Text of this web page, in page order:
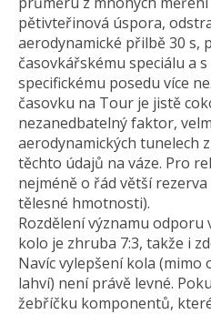
pětivteřinová úspora,
aerodynamické přilbě 30 s,
časovkářskému speciálu a
specifickému posedu více
časovku na Tour je jistě
nezanedbatelný faktor,
aerodynamických tunelech
těchto údajů na váze. Pro
nejméně o řád větší
tělesné hmotnosti).
Rozdělení významu odporu
kolo je zhruba 7:3, takže i
Navíc vylepšení kola
lahví) není právě levné.
žebříčku komponentů,